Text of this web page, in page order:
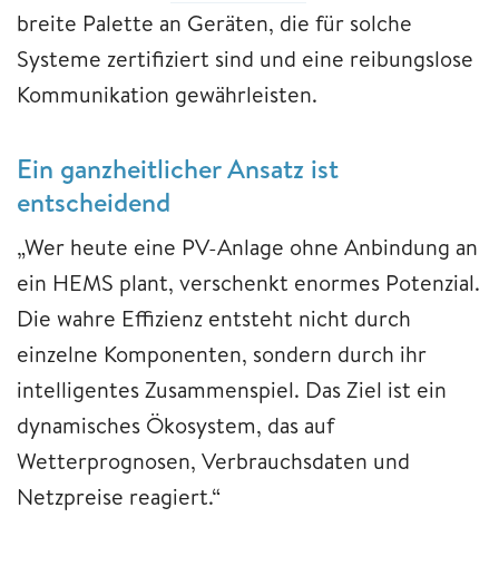
breite Palette an Geräten, die für solche
Systeme zertifiziert sind und eine reibungslose
Kommunikation gewährleisten.
Ein ganzheitlicher Ansatz ist
entscheidend
„Wer heute eine PV-Anlage ohne Anbindung an
ein HEMS plant, verschenkt enormes Potenzial.
Die wahre Effizienz entsteht nicht durch
einzelne Komponenten, sondern durch ihr
intelligentes Zusammenspiel. Das Ziel ist ein
dynamisches Ökosystem, das auf
Wetterprognosen, Verbrauchsdaten und
Netzpreise reagiert.“